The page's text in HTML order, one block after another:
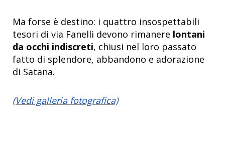
Ma forse è destino: i quattro insospettabili
tesori di via Fanelli devono rimanere lontani
da occhi indiscreti, chiusi nel loro passato
fatto di splendore, abbandono e adorazione
di Satana.
(Vedi galleria fotografica)